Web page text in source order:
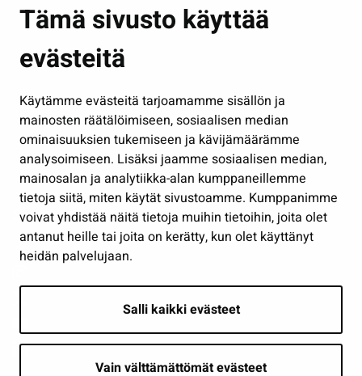
Tämä sivusto käyttää
evästeitä
Käytämme evästeitä tarjoamamme sisällön ja
mainosten räätälöimiseen, sosiaalisen median
ominaisuuksien tukemiseen ja kävijämäärämme
analysoimiseen. Lisäksi jaamme sosiaalisen median,
mainosalan ja analytiikka-alan kumppaneillemme
tietoja siitä, miten käytät sivustoamme. Kumppanimme
voivat yhdistää näitä tietoja muihin tietoihin, joita olet
antanut heille tai joita on kerätty, kun olet käyttänyt
heidän palvelujaan.
Salli kaikki evästeet
Vain välttämättömät evästeet
Kasvatus ja opetus
Kulttuuri ja liikunta
Työ ja yrittäminen
Osallistu ja asioi
Näytä omat evästeasetukseni
Seuraa meitä